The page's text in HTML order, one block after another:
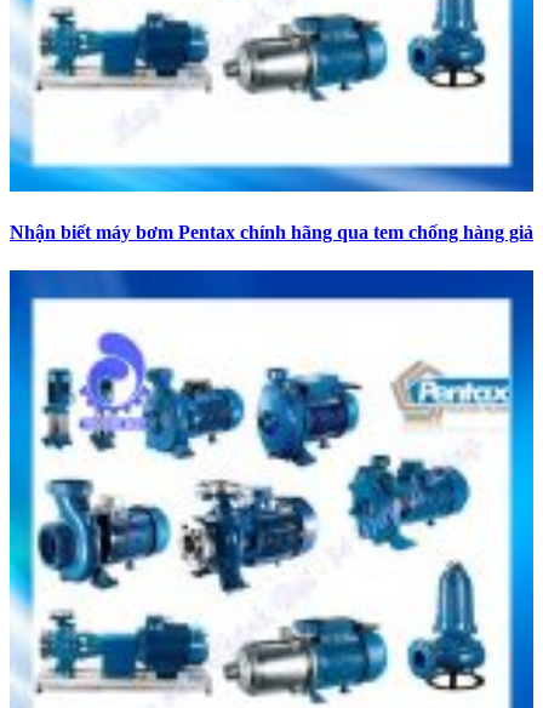
Nhận biết máy bơm Pentax chính hãng qua tem chống hàng giả